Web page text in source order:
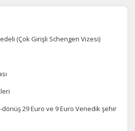
(Çok Girişli Schengen Vizesi)
29 Euro ve 9 Euro Venedik şehir